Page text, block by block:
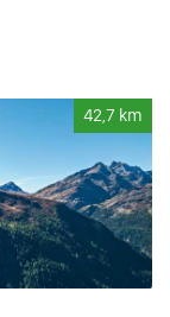
42,7 km